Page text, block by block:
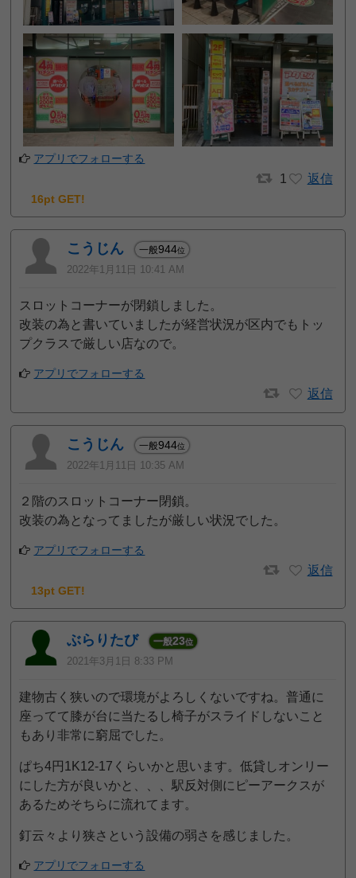
アプリでフォローする
1 返信
16pt GET!
こうじん 一般944位
2022年1月11日 10:41 AM
スロットコーナーが閉鎖しました。
改装の為と書いていましたが経営状況が区内でもトッ
プクラスで厳しい店なので。
アプリでフォローする
返信
こうじん 一般944位
2022年1月11日 10:35 AM
２階のスロットコーナー閉鎖。
改装の為となってましたが厳しい状況でした。
アプリでフォローする
返信
13pt GET!
ぶらりたび 一般23位
2021年3月1日 8:33 PM
建物古く狭いので環境がよろしくないですね。普通に
座ってて膝が台に当たるし椅子がスライドしないこと
もあり非常に窮屈でした。
ぱち4円1K12-17くらいかと思います。低貸しオンリー
にした方が良いかと、、、駅反対側にピーアークスが
あるためそちらに流れてます。
釘云々より狭さという設備の弱さを感じました。
アプリでフォローする